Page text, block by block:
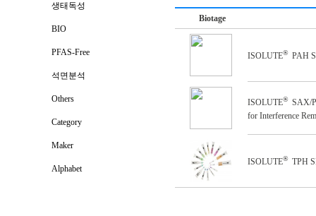
생태독성
BIO
PFAS-Free
석면분석
Others
Category
Maker
Alphabet
Biotage
ISOLUTE® PAH
ISOLUTE® SAX/
for Interference
ISOLUTE® TPH